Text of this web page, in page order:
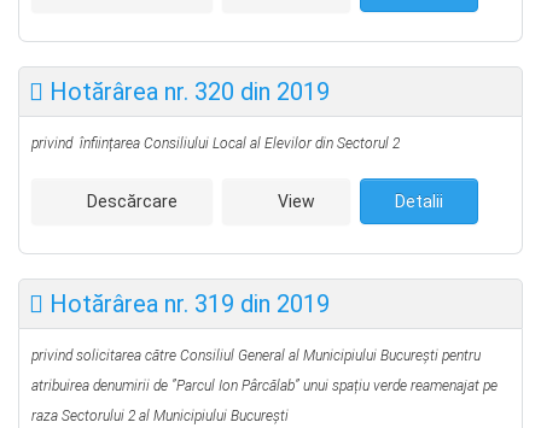
Hotărârea nr. 320 din 2019
privind înființarea Consiliului Local al Elevilor din Sectorul 2
Descărcare View Detalii
Hotărârea nr. 319 din 2019
privind solicitarea către Consiliul General al Municipiului București pentru
atribuirea denumirii de ”Parcul Ion Pârcălab” unui spațiu verde reamenajat pe
raza Sectorului 2 al Municipiului București